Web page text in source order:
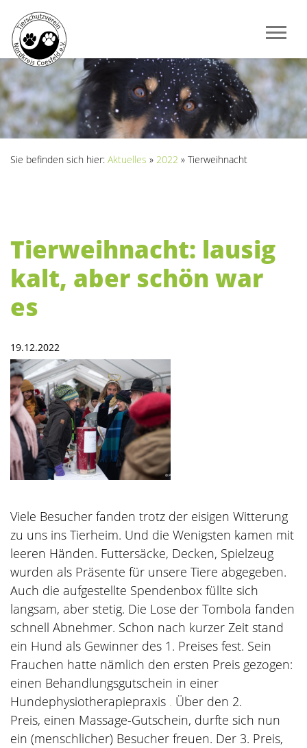
Sie befinden sich hier: Aktuelles » 2022 » Tierweihnacht
Tierweihnacht: lausig
kalt, aber schön war
es
19.12.2022
Viele Besucher fanden trotz der eisigen Witterung
zu uns ins Tierheim. Und die Wenigsten kamen mit
leeren Händen. Futtersäcke, Decken, Spielzeug
wurden als Präsente für unsere Tiere abgegeben.
Auch die aufgestellte Spendenbox füllte sich
langsam, aber stetig. Die Lose der Tombola fanden
schnell Abnehmer. Schon nach kurzer Zeit stand
ein Hund als Gewinner des 1. Preises fest. Sein
Frauchen hatte nämlich den ersten Preis gezogen:
einen Behandlungsgutschein in einer
Hundephysiotherapiepraxis . Über den 2.
Preis, einen Massage-Gutschein, durfte sich nun
ein (menschlicher) Besucher freuen. Der 3. Preis,